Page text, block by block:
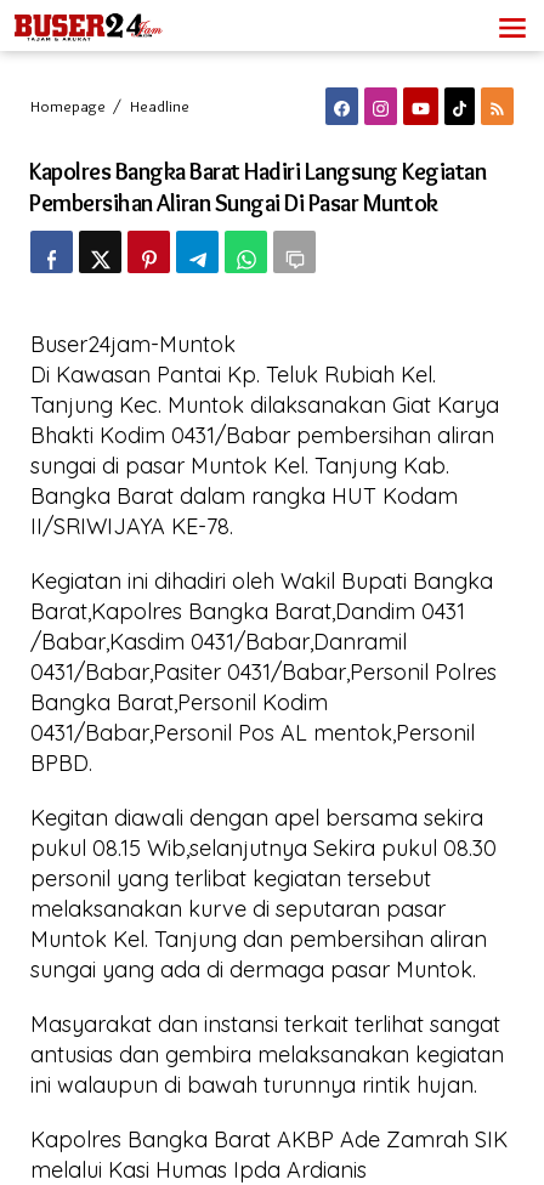
Lewati
ke
konten
Homepage / Headline
Hadiri
Langsung
Kegiatan
Pembersihan
Aliran
Sungai
Muntok
Kapolres Bangka Barat Hadiri Langsung Kegiatan
Pembersihan Aliran Sungai Di Pasar Muntok
Buser24jam-Muntok
Di Kawasan Pantai Kp. Teluk Rubiah Kel.
Tanjung Kec. Muntok dilaksanakan Giat Karya
Bhakti Kodim 0431/Babar pembersihan aliran
sungai di pasar Muntok Kel. Tanjung Kab.
Bangka Barat dalam rangka HUT Kodam
II/SRIWIJAYA KE-78.
Kegiatan ini dihadiri oleh Wakil Bupati Bangka
Barat,Kapolres Bangka Barat,Dandim 0431
/Babar,Kasdim 0431/Babar,Danramil
0431/Babar,Pasiter 0431/Babar,Personil Polres
Bangka Barat,Personil Kodim
0431/Babar,Personil Pos AL mentok,Personil
BPBD.
Kegitan diawali dengan apel bersama sekira
pukul 08.15 Wib,selanjutnya Sekira pukul 08.30
personil yang terlibat kegiatan tersebut
melaksanakan kurve di seputaran pasar
Muntok Kel. Tanjung dan pembersihan aliran
sungai yang ada di dermaga pasar Muntok.
Masyarakat dan instansi terkait terlihat sangat
antusias dan gembira melaksanakan kegiatan
ini walaupun di bawah turunnya rintik hujan.
Kapolres Bangka Barat AKBP Ade Zamrah SIK
melalui Kasi Humas Ipda Ardianis